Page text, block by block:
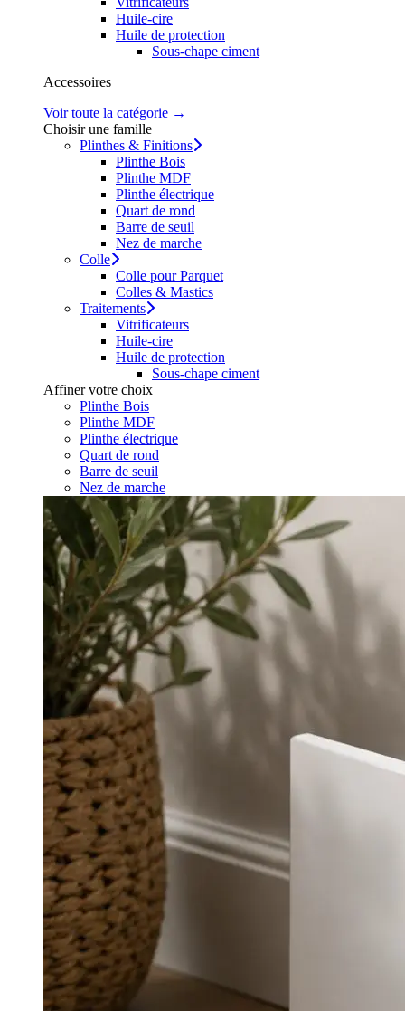
Huile-cire
Huile de protection
Sous-chape ciment
Accessoires
Voir toute la catégorie →
Choisir une famille
Plinthes & Finitions
Plinthe Bois
Plinthe MDF
Plinthe électrique
Quart de rond
Barre de seuil
Nez de marche
Colle
Colle pour Parquet
Colles & Mastics
Traitements
Vitrificateurs
Huile-cire
Huile de protection
Sous-chape ciment
Affiner votre choix
Plinthe Bois
Plinthe MDF
Plinthe électrique
Quart de rond
Barre de seuil
Nez de marche